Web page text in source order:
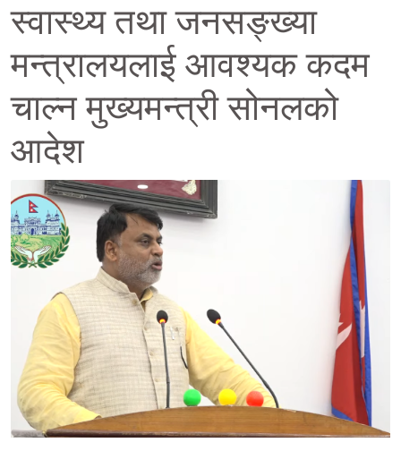
स्वास्थ्य तथा जनसङ्ख्या
मन्त्रालयलाई आवश्यक कदम
चाल्न मुख्यमन्त्री सोनलको
आदेश